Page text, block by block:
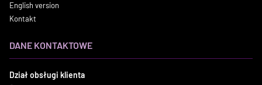
English version
Kontakt
DANE KONTAKTOWE
Dział obsługi klienta